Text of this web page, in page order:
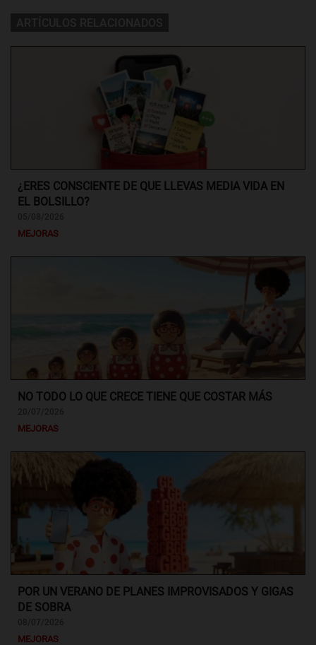
¿ERES CONSCIENTE DE QUE LLEVAS MEDIA VIDA EN
EL BOLSILLO?
MEJORAS
NO TODO LO QUE CRECE TIENE QUE COSTAR MÁS
MEJORAS
POR UN VERANO DE PLANES IMPROVISADOS Y GIGAS
DE SOBRA
MEJORAS